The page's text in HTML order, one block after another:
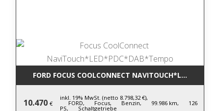
FORD FOCUS COOLCONNECT
10.470 €
inkl. 19% MwSt. (netto 8.798,32 €),
FORD, Focus, Benzin, 99.986 km, 126
PS, Schaltgetriebe